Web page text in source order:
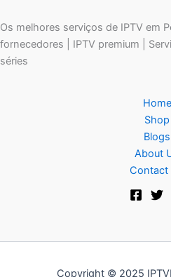
Os melhores serviços de IPTV em
fornecedores | IPTV premium |
séries
Home
Shop
Blogs
About
Contact
Copyright © 2025